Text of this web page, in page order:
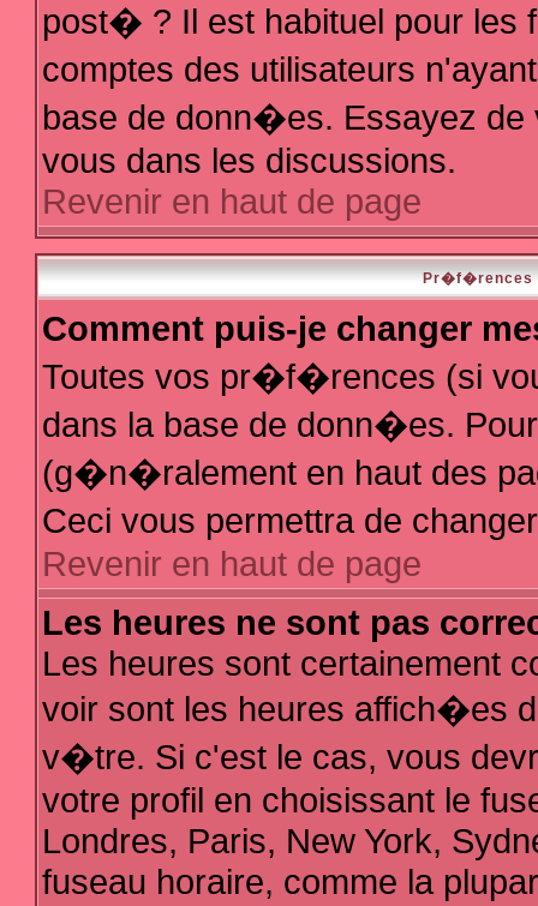
post� ? Il est habituel pour les
comptes des utilisateurs
base de donn�es. Essayez de
vous dans les discussions.
Revenir en haut de page
Pr�f�rences
Comment puis-je changer
Toutes vos pr�f�rences (si
dans la base de donn�es.
(g�n�ralement en haut des
Ceci vous permettra de
Revenir en haut de page
Les heures ne sont pas
Les heures sont certainement
voir sont les heures affich�es
v�tre. Si c'est le cas, vous
votre profil en choisissant le
Londres, Paris, New York,
fuseau horaire, comme la